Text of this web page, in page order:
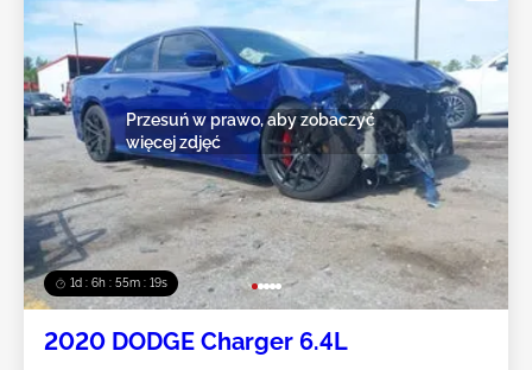
1d : 6h : 55m : 16s
Przesuń w prawo, aby zobaczyć
więcej zdjęć
2020 DODGE Charger 6.4L